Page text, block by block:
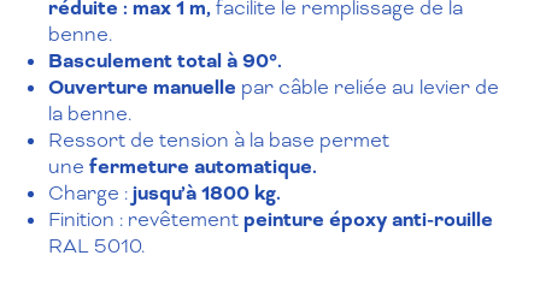
réduite : max 1 m,facilite le remplissage de la
benne.
Basculement total à 90°.
Ouverture manuelle par câble reliée au levier de
la benne.
Ressort de tension à la base permet
une fermeture automatique.
Charge :jusqu’à 1800 kg.
Finition : revêtementpeinture époxy anti-rouille
RAL 5010.